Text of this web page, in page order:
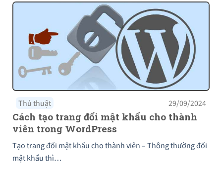
Thủ thuật 29/09/2024
Cách tạo trang đổi mật khẩu cho thành
viên trong WordPress
Tạo trang đổi mật khẩu cho thành viên – Thông thường đổi
mật khẩu thì…